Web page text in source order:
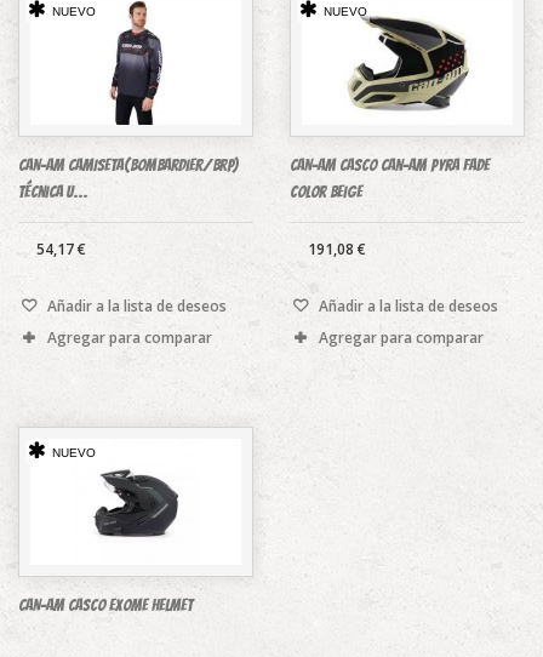
NUEVO
CAN-AM CAMISETA(Bombardier/BRP)
técnica U...
54,17 €
Añadir a la lista de deseos
Agregar para comparar
NUEVO
CAN-AM casco Can-Am Pyra Fade
color beige
191,08 €
Añadir a la lista de deseos
Agregar para comparar
NUEVO
CAN-AM CASCO EXOME HELMET